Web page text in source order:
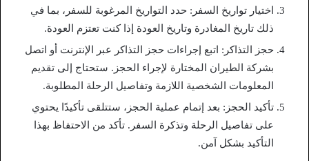
اختيار تواريخ السفر: حدد التواريخ المرغوبة للسفر، بما في
ذلك تاريخ المغادرة وتاريخ العودة إذا كنت تعتزم العودة.
حجز التذاكر: اتبع إجراءات حجز التذاكر عبر الإنترنت أو اتصل
بشركة الطيران المختارة لإجراء الحجز. ستحتاج إلى تقديم
المعلومات الشخصية اللازمة وتفاصيل الرحلة المطلوبة.
تأكيد الحجز: بعد إتمام عملية الحجز، ستتلقى تأكيدًا يحتوي
على تفاصيل الرحلة وتذكرة السفر. تأكد من الاحتفاظ بهذا
التأكيد بشكل آمن.